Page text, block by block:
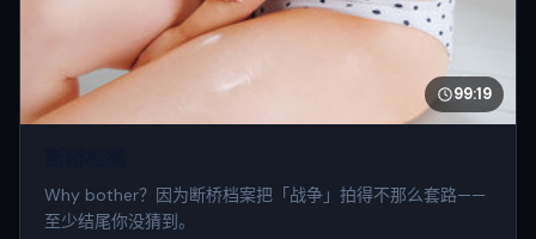
99:19
Why bother？因为断桥档案把「战争」拍得不那么套路——
至少结尾你没猜到。